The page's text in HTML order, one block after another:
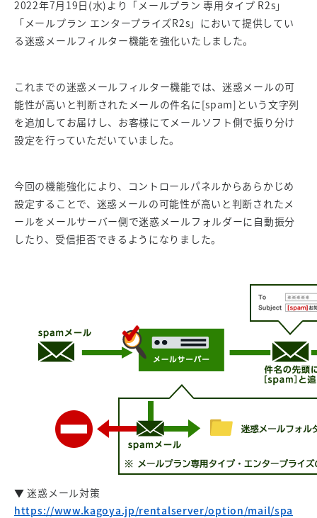
2022年7月19日(水)より「メールプラン 専用タイプ R2s」
「メールプラン エンタープライズR2s」において提供してい
る迷惑メールフィルター機能を強化いたしました。
これまでの迷惑メールフィルター機能では、迷惑メールの可
能性が高いと判断されたメールの件名に[spam]という文字列
を追加してお届けし、お客様にてメールソフト側で振り分け
設定を行っていただいていました。
今回の機能強化により、コントロールパネルからあらかじめ
設定することで、迷惑メールの可能性が高いと判断されたメ
ールをメールサーバー側で迷惑メールフォルダーに自動振分
したり、受信拒否できるようになりました。
▼ 迷惑メール対策
https://www.kagoya.jp/rentalserver/option/mail/spa